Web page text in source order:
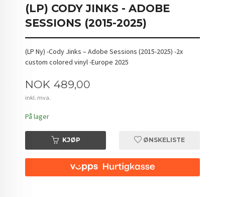
(LP) CODY JINKS - ADOBE
SESSIONS (2015-2025)
(LP Ny) -Cody Jinks – Adobe Sessions (2015-2025) -2x
custom colored vinyl -Europe 2025
Pris
NOK 489,00
inkl. mva.
På lager
KJØP ØNSKELISTE